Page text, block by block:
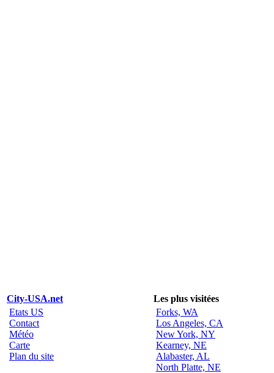
City-USA.net
Les plus visitées
Etats US
Contact
Météo
Carte
Plan du site
Forks, WA
Los Angeles, CA
New York, NY
Kearney, NE
Alabaster, AL
North Platte, NE